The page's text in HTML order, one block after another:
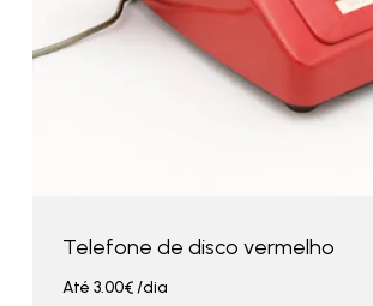
Telefone de disco vermelho
Até 3.00€/dia